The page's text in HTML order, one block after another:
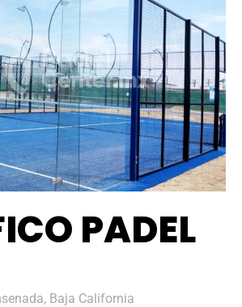
PADEL
Baja California